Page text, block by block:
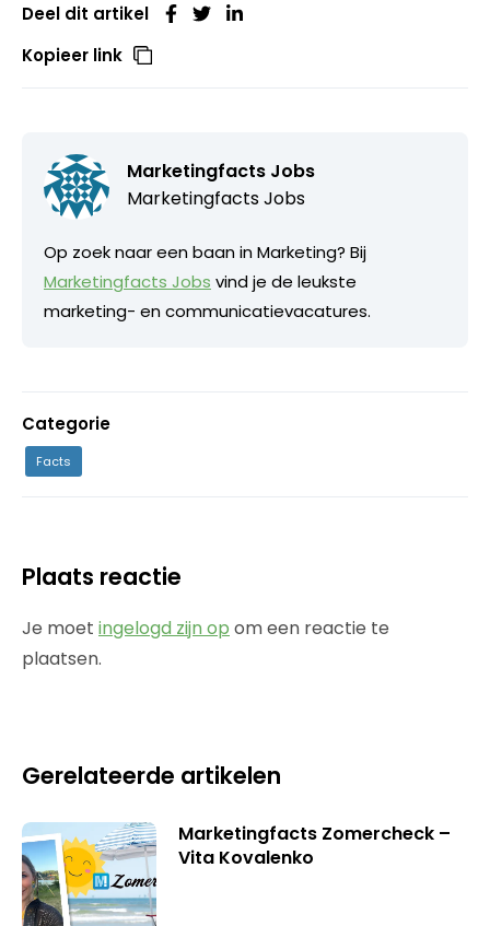
Deel dit artikel
Kopieer link
Marketingfacts Jobs
Marketingfacts Jobs
Op zoek naar een baan in Marketing? Bij
Marketingfacts Jobs vind je de leukste
marketing- en communicatievacatures.
Categorie
Facts
Plaats reactie
Je moet ingelogd zijn op om een reactie te
plaatsen.
Gerelateerde artikelen
Marketingfacts Zomercheck –
Vita Kovalenko